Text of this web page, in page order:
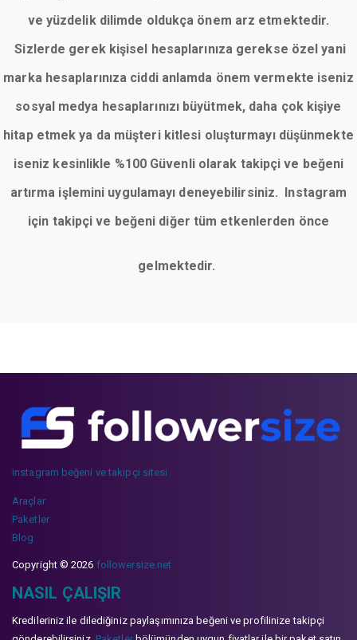
ve yüzdelik dilimde oldukça önem arz etmektedir.
Sizlerde gerek kişisel hesaplarınıza gerekse özel yani
marka hesaplarınıza ciddi anlamda önem vermekte iseniz
sosyal medya hesaplarınızı büyütmek, daha çok kişiye
hitap etmek ya da müşteri kitlesi oluşturmayı düşünmekte
iseniz kesinlikle %100 Güvenli olarak takipçi ve beğeni
artırma işlemini uygulamayı deneyebilirsiniz. Instagram
için takipçi ve beğeni diğer tüm etkenlerden önce
gelmektedir.
instagram beğeni ve takipçi sitesi
Araçlar
Paketler
Blog
Copyright © 2026 followersize.net
NASIL ÇALIŞIR
Kredileriniz ile dilediğiniz paylaşımınıza beğeni ve profilinize takipçi